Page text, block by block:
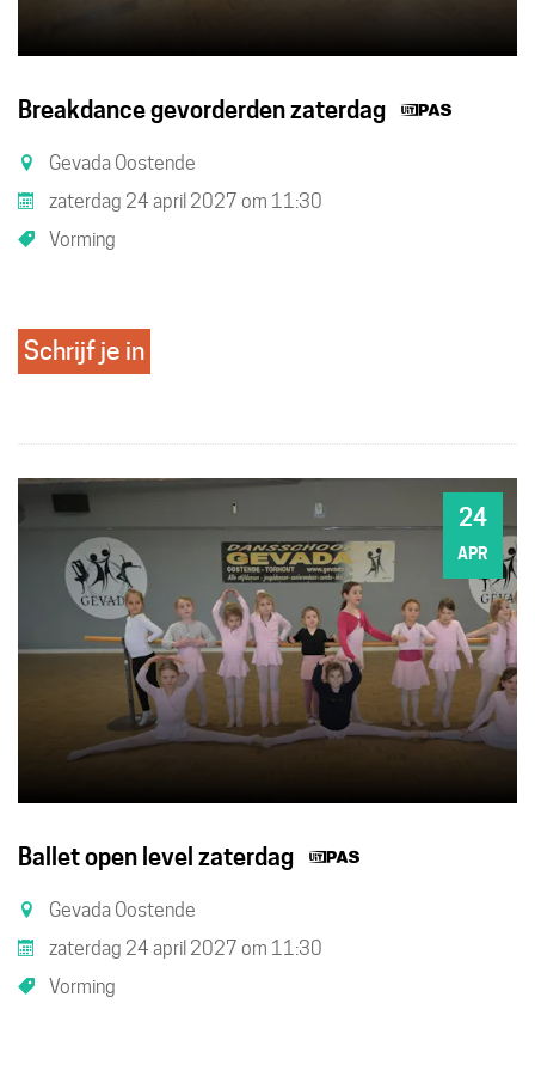
Breakdance gevorderden zaterdag
Gevada Oostende
zaterdag 24 april 2027 om 11:30
Vorming
Schrijf je in
ZA24
APR
Ballet open level zaterdag
Gevada Oostende
zaterdag 24 april 2027 om 11:30
Vorming